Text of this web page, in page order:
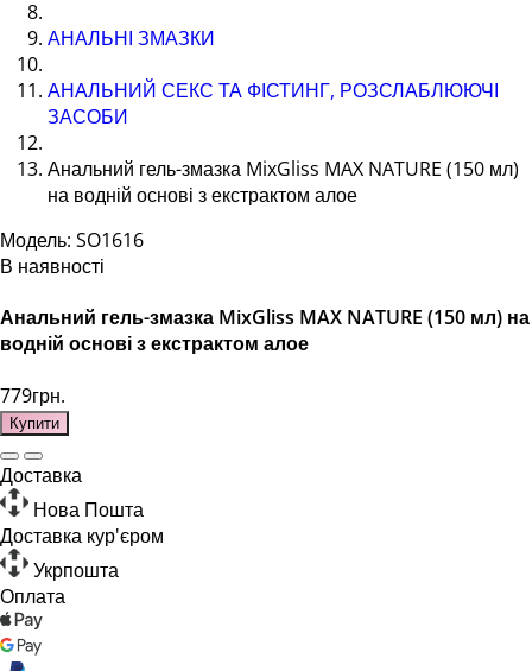
АНАЛЬНІ ЗМАЗКИ
АНАЛЬНИЙ СЕКС ТА ФІСТИНГ, РОЗСЛАБЛЮЮЧІ
ЗАСОБИ
Анальний гель-змазка MixGliss MAX NATURE (150 мл)
на водній основі з екстрактом алое
Модель: SO1616
В наявності
Анальний гель-змазка MixGliss MAX NATURE (150 мл) на
водній основі з екстрактом алое
779грн.
Купити
Доставка
Нова Пошта
Доставка кур'єром
Укрпошта
Оплата